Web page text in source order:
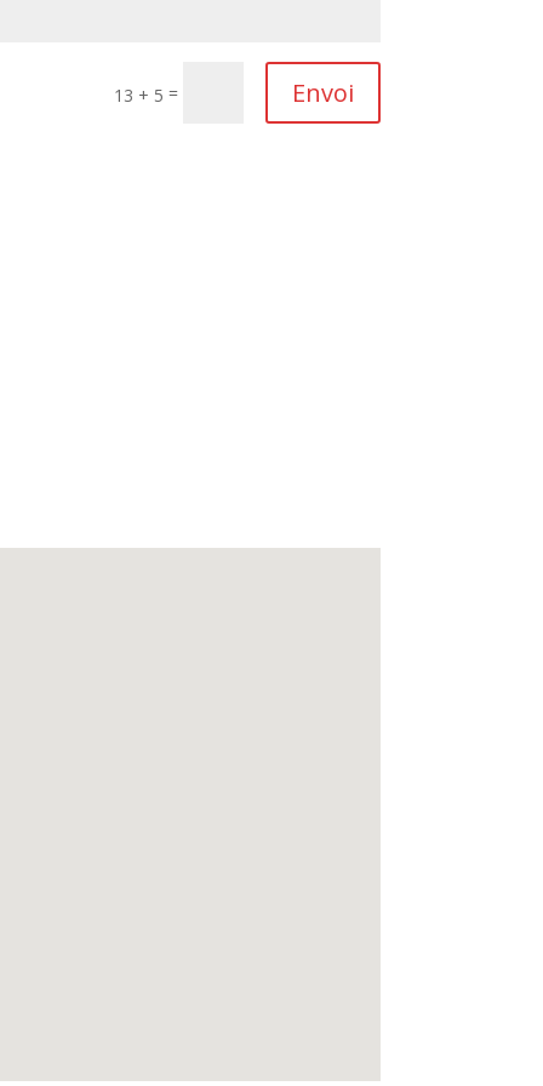
13 + 5 = Envoi